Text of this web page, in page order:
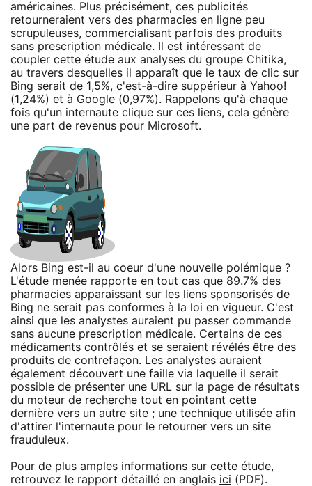
américaines. Plus précisément, ces publicités
retourneraient vers des pharmacies en ligne peu
scrupuleuses, commercialisant parfois des produits
sans prescription médicale. Il est intéressant de
coupler cette étude aux analyses du groupe Chitika,
au travers desquelles il apparaît que le taux de clic sur
Bing serait de 1,5%, c'est-à-dire suppérieur à Yahoo!
(1,24%) et à Google (0,97%). Rappelons qu'à chaque
fois qu'un internaute clique sur ces liens, cela génère
une part de revenus pour Microsoft.
Alors Bing est-il au coeur d'une nouvelle polémique ?
L'étude menée rapporte en tout cas que 89.7% des
pharmacies apparaissant sur les liens sponsorisés de
Bing ne serait pas conformes à la loi en vigueur. C'est
ainsi que les analystes auraient pu passer commande
sans aucune prescription médicale. Certains de ces
médicaments contrôlés et se seraient révélés être des
produits de contrefaçon. Les analystes auraient
également découvert une faille via laquelle il serait
possible de présenter une URL sur la page de résultats
du moteur de recherche tout en pointant cette
dernière vers un autre site ; une technique utilisée afin
d'attirer l'internaute pour le retourner vers un site
frauduleux.
Pour de plus amples informations sur cette étude,
retrouvez le rapport détaillé en anglais ici (PDF).